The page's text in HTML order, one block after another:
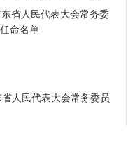
省人民代表大会常务委员